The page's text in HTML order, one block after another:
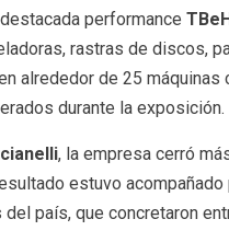
performance
rastras de discos,
alrededor de 25
durante la exposición.
, la empresa cerró
estuvo
país, que concretaron